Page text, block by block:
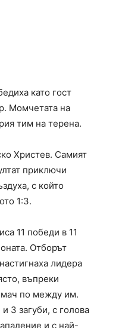
като гост
Момчетата на
тим на терена.
Христев. Самият
приключи
с който
1:3.
11 победи в 11
Отборът
лидера
въпреки
мач по между им.
3 загуби, с голова
и с най-